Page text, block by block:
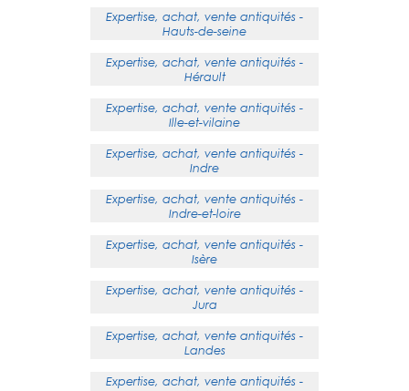
Expertise, achat, vente antiquités -
Hauts-de-seine
Expertise, achat, vente antiquités -
Hérault
Expertise, achat, vente antiquités -
Ille-et-vilaine
Expertise, achat, vente antiquités -
Indre
Expertise, achat, vente antiquités -
Indre-et-loire
Expertise, achat, vente antiquités -
Isère
Expertise, achat, vente antiquités -
Jura
Expertise, achat, vente antiquités -
Landes
Expertise, achat, vente antiquités -